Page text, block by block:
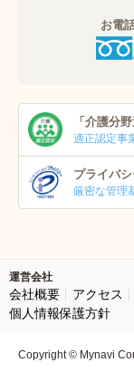
お電
「介護分野
適正認定事
プライバ
厳密な管理
運営会社
会社概要 アクセス
個人情報保護方針
Copyright © Mynavi